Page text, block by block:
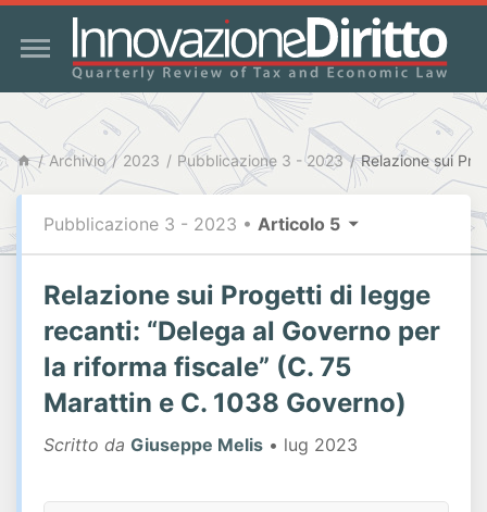
Archivio 2023 Pubblicazione 3 - 2023
Pubblicazione 3 - 2023 • Articolo 5
Relazione sui Progetti di legge
recanti: “Delega al Governo per
la riforma fiscale” (C. 75
Marattin e C. 1038 Governo)
Scritto da Giuseppe Melis • lug 2023